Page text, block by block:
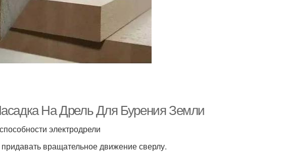
На Дрель Для Бурения Земли
электродрели
вращательное движение сверлу.